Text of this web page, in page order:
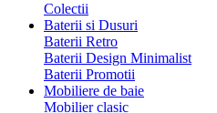
Colectii
Baterii si Dusuri
Baterii Retro
Baterii Design Minimalist
Baterii Promotii
Mobiliere de baie
Mobilier clasic